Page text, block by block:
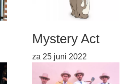
Mystery Act
za 25 juni 2022